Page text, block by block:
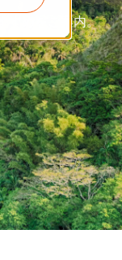
すめをご案内。